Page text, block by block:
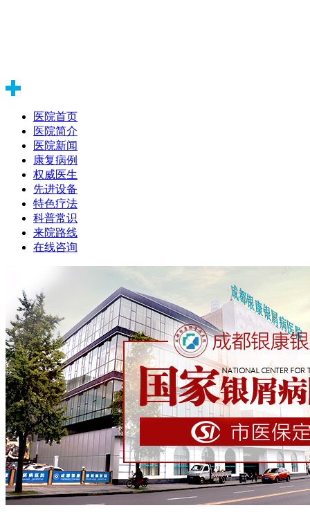
医院首页
医院简介
医院新闻
康复病例
权威医生
先进设备
特色疗法
科普常识
来院路线
在线咨询